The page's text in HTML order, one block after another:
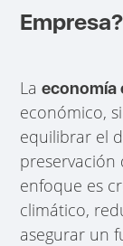
Empresa?
Laeconomía
económico,
equilibrar el
enfoque es
climático,
asegurar un